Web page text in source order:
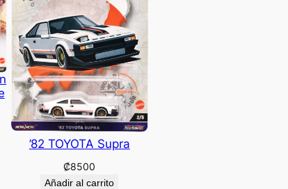
’82 TOYOTA Supra
₡8500
Añadir al carrito